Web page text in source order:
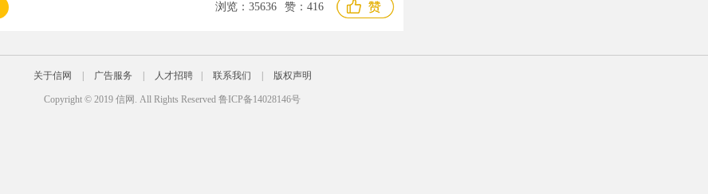
浏览： 35636 赞： 416
关于信网 广告服务 人才招聘 联系我们 版权声明
Copyright © 2019 信网. All Rights Reserved 鲁ICP备14028146号